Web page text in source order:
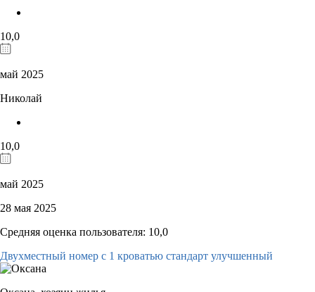
10,0
май 2025
Николай
10,0
май 2025
28 мая 2025
Средняя оценка пользователя: 10,0
Двухместный номер с 1 кроватью стандарт улучшенный